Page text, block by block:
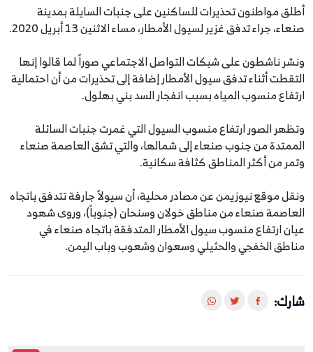
أطلق مواطنون تحذيرات للساكنين على جنبات السايلة بمدينة
صنعاء، جراء تدفق غزير لسيول الأمطار، مساء الاثنين 13 أبريل 2020.
ونشر ناشطون على شبكات التواصل الاجتماعي صوراً لما قالوا إنها
التقطت أثناء تدفق سيول الأمطار إضافة إلى تحذيرات من أن احتمالية
ارتفاع منسوب المياه بسبب انفجار السد بني بهلول.
وتظهر الصور ارتفاع منسوب السيول التي غمرت جنبات السائلة
الممتدة من جنوب صنعاء إلى شمالها، والتي تشق العاصمة صنعاء
وتمر من أكثر المناطق كثافة سكانية.
ونقل موقع نيوزيمن عن مصادر محلية، أن سيولاً جارفة تتدفق باتجاه
العاصمة صنعاء من مناطق خولان وسنحان (جنوباً)، وروى شهود
عيان ارتفاع منسوب سيول الأمطار المتدفقة باتجاه صنعاء في
مناطق الخفجي والحثيلي وسعوان وشعوب وباب اليمن.
شارك: